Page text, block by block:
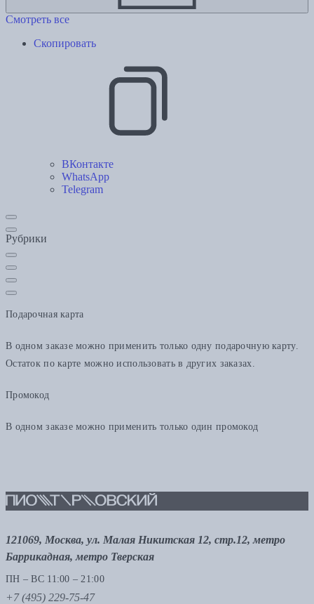
Смотреть все
Скопировать
ВКонтакте
WhatsApp
Telegram
Рубрики
Подарочная карта
В одном заказе можно применить только одну подарочную карту.
Остаток по карте можно использовать в других заказах.
Промокод
В одном заказе можно применить только один промокод
121069, Москва, ул. Малая Никитская 12, стр.12, метро
Баррикадная, метро Тверская
ПН – ВС 11:00 – 21:00
+7 (495) 229-75-47